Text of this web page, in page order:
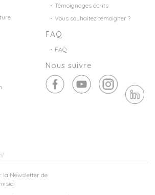
Témoignages écrits
Vous souhaitez témoigner ?
FAQ
FAQ
Nous suivre
la Newsletter de